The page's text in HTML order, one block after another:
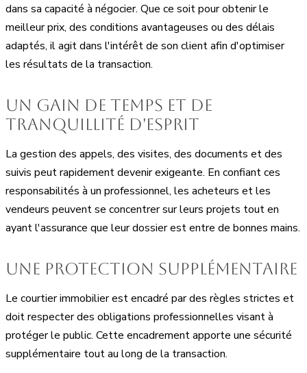
dans sa capacité à négocier. Que ce soit pour obtenir le
meilleur prix, des conditions avantageuses ou des délais
adaptés, il agit dans l'intérêt de son client afin d'optimiser
les résultats de la transaction.
Un gain de temps et de
tranquillité d'esprit
La gestion des appels, des visites, des documents et des
suivis peut rapidement devenir exigeante. En confiant ces
responsabilités à un professionnel, les acheteurs et les
vendeurs peuvent se concentrer sur leurs projets tout en
ayant l'assurance que leur dossier est entre de bonnes mains.
Une protection supplémentaire
Le courtier immobilier est encadré par des règles strictes et
doit respecter des obligations professionnelles visant à
protéger le public. Cette encadrement apporte une sécurité
supplémentaire tout au long de la transaction.